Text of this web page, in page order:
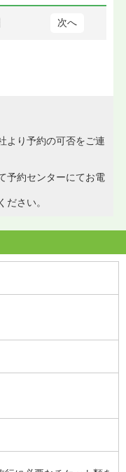
次へ
より予約の可否をご連
予約センターにてお電
さい。